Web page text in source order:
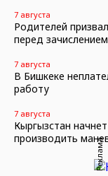
7 августа
Родителей
перед
7 августа
В Бишкеке
работу
7 августа
Кыргызстан
производить
Реклама